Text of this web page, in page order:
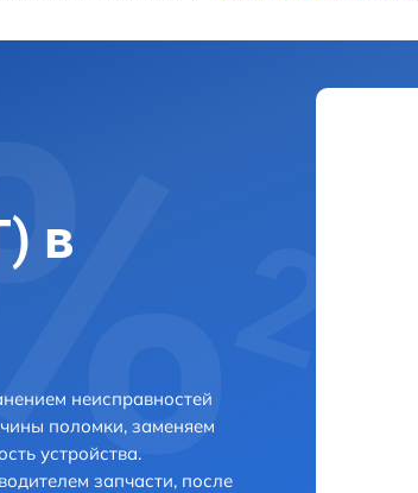
в
неисправностей
поломки, заменяем
устройства.
запчасти, после